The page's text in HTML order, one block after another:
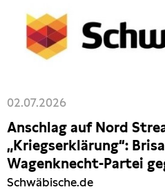
02.07.2026
Anschlag auf Nord
„Kriegserklärung“:
Wagenknecht-Partei
Schwäbische.de